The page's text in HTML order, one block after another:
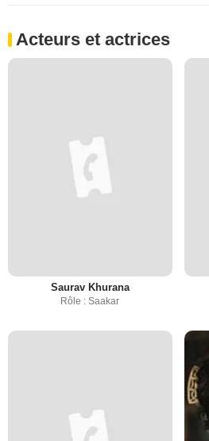
Acteurs et actrices
Saurav Khurana
Rôle : Saakar